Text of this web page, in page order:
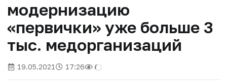
модернизацию
«первички» уже больше 3
тыс. медорганизаций
19.05.2021 17:26